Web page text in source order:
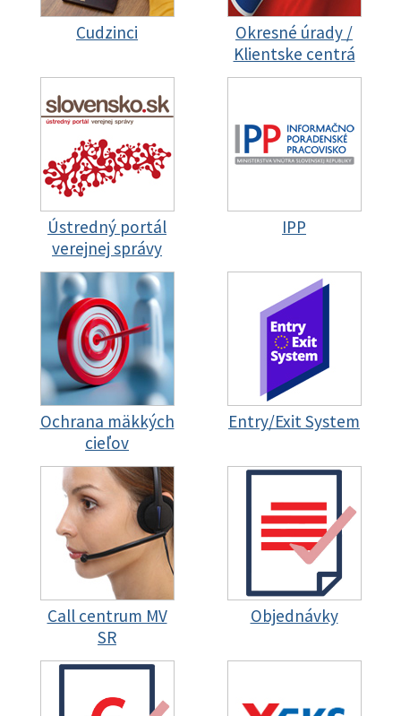
Cudzinci
Okresné úrady /
Klientske centrá
Ústredný portál
verejnej správy
IPP
Ochrana mäkkých
cieľov
Entry/Exit System
Call centrum MV
SR
Objednávky